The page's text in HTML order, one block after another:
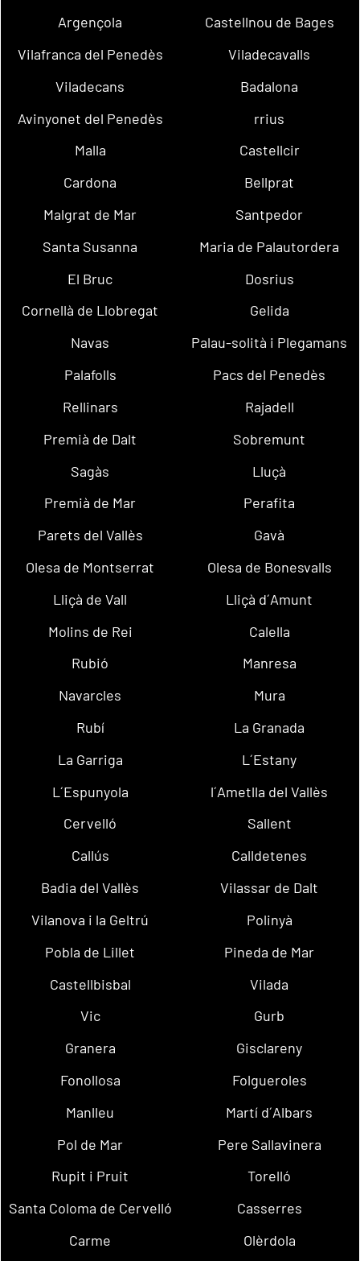
Argençola
Castellnou de Bages
Vilafranca del Penedès
Viladecavalls
Viladecans
Badalona
Avinyonet del Penedès
rrius
Malla
Castellcir
Cardona
Bellprat
Malgrat de Mar
Santpedor
Santa Susanna
Maria de Palautordera
El Bruc
Dosrius
Cornellà de Llobregat
Gelida
Navas
Palau-solità i Plegamans
Palafolls
Pacs del Penedès
Rellinars
Rajadell
Premià de Dalt
Sobremunt
Sagàs
Lluçà
Premià de Mar
Perafita
Parets del Vallès
Gavà
Olesa de Montserrat
Olesa de Bonesvalls
Lliçà de Vall
Lliçà d´Amunt
Molins de Rei
Calella
Rubió
Manresa
Navarcles
Mura
Rubí
La Granada
La Garriga
L´Estany
L´Espunyola
l´Ametlla del Vallès
Cervelló
Sallent
Callús
Calldetenes
Badia del Vallès
Vilassar de Dalt
Vilanova i la Geltrú
Polinyà
Pobla de Lillet
Pineda de Mar
Castellbisbal
Vilada
Vic
Gurb
Granera
Gisclareny
Fonollosa
Folgueroles
Manlleu
Martí d´Albars
Pol de Mar
Pere Sallavinera
Rupit i Pruit
Torelló
Santa Coloma de Cervelló
Casserres
Carme
Olèrdola